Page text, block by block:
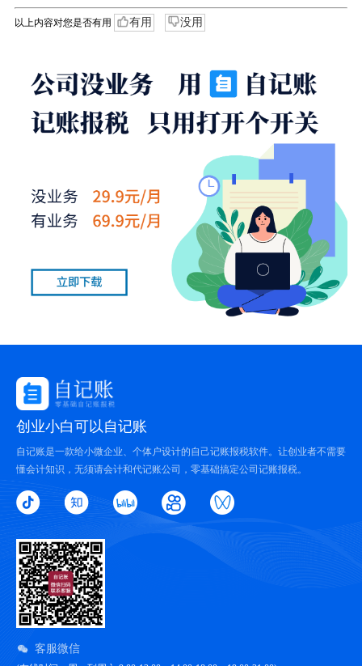
以上内容对您是否有用 有用 没用
创业小白可以自记账
自记账是一款给小微企业、个体户设计的自己记账报税软件。让创业者不需要
懂会计知识，无须请会计和代记账公司，零基础搞定公司记账报税。
客服微信